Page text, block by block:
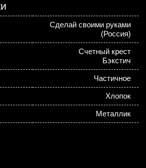
Сделай своими руками
(Россия)
Счетный крест
Бэкстич
Частичное
Хлопок
Металлик